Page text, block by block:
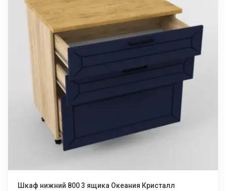
Шкаф нижний 800 3 ящика Океания Кристалл